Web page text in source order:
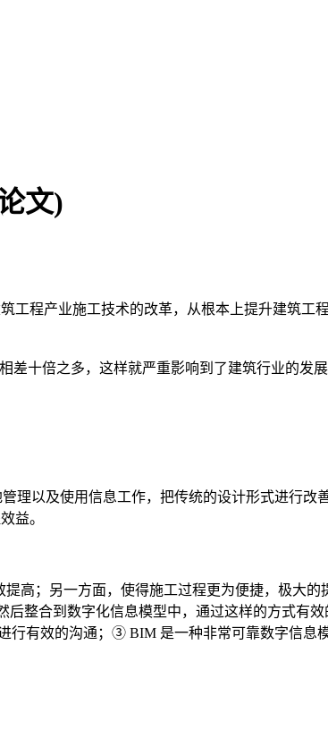
文)
程产业施工技术的改革，从根本上提升建筑工
差十倍之多，这样就严重影响到了建筑行业的发
理以及使用信息工作，把传统的设计形式进行改
益。
高；另一方面，使得施工过程更为便捷，极大
整合到数字化信息模型中，通过这样的方式有
有效的沟通；③ BIM 是一种非常可靠数字信息